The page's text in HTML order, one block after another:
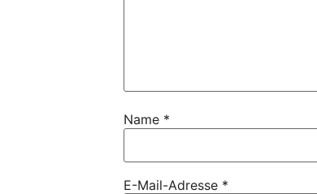
Name *
E-Mail-Adresse *